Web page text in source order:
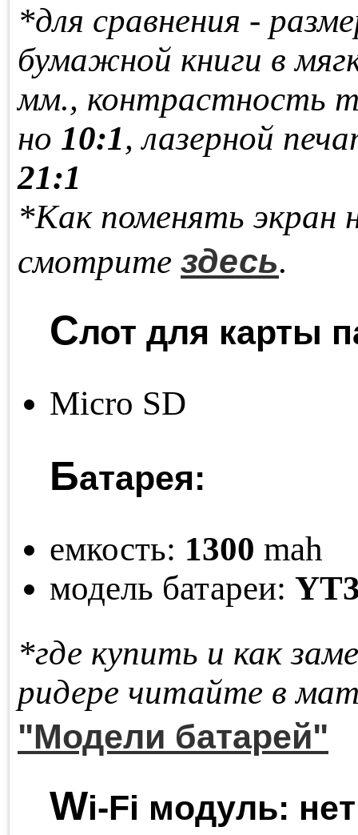
*для сравнения -
бу­маж­ной кни­ги в
мм., кон­траст­ность
но 10:1, ла­зер­ной
21:1
*Как поменять экран
смотрите здесь.
Слот для карты
Micro SD
Батарея:
емкость: 1300 mah
модель батареи:
*где купить и как
ри­де­ре чи­тай­те в
"Модели батарей"
Wi-Fi модуль: нет